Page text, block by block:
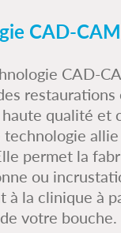
CAD-CAM
CAD-
qualité et
technologie
permet la
ou
à la clinique à
votre bouche.